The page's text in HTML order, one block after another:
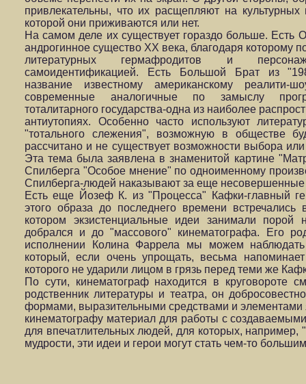
привлекательны, что их расщепляют на
которой они приживаются или нет.
На самом деле их существует гораздо больше. Есть
андрогинное существо ХХ века, благодаря которому
литературных гермафродитов и
самоидентификацией. Есть Большой Брат из
название известному американскому реалити-
современные аналогичные по замыслу
тоталитарного государства-одна из наиболее
антиутопиях. Особенно часто используют
"тотального слежения", возможную в обществе
рассчитано и не существует возможности выбора
Эта тема была заявлена в знаменитой картине
Спилберга "Особое мнение" по одноименному
Спилберга-людей наказывают за еще несовершенные
Есть еще Йозеф К. из "Процесса" Кафки-главный
этого образа до последнего времени
котором экзистенциальные идеи занимали
добрался и до "массового" кинематографа. Его
исполнении Колина Фаррела мы можем
который, если очень упрощать, весьма
которого не ударили лицом в грязь перед теми же
По сути, кинематограф находится в круговороте
родственник литературы и театра, он
формами, выразительными средствами и
кинематографу материал для работы с
для впечатлительных людей, для которых, например,
мудрости, эти идеи и герои могут стать чем-то